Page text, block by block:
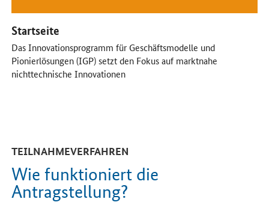
Startseite
Das Innovationsprogramm für Geschäftsmodelle und
Pionierlösungen (IGP) setzt den Fokus auf marktnahe
nichttechnische Innovationen
TEILNAHMEVERFAHREN
Wie funktioniert die
Antragstellung?